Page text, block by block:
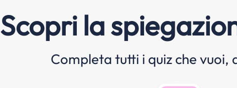
Scopri la
Completa tutti i quiz che vuoi,